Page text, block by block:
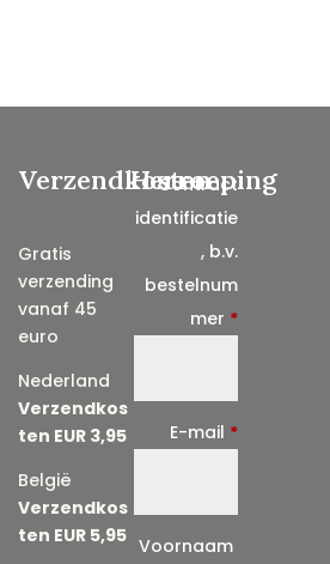
Verzendkosten
Gratis
verzending
vanaf 45
euro
Nederland
Verzendkos
ten EUR 3,95
België
Verzendkos
ten EUR 5,95
Herroeping
Contract
identificatie
, b.v.
bestelnum
mer *
E-mail *
Voornaam